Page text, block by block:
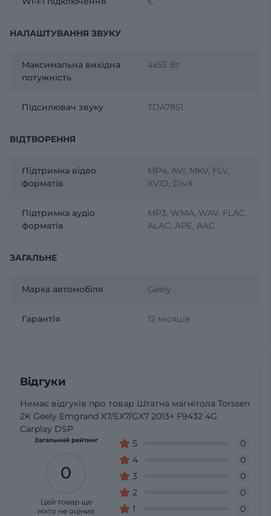
НАЛАШТУВАННЯ ЗВУКУ
Максимальна вихідна
потужність
4х55 Вт
Підсилювач звуку TDA7851
ВІДТВОРЕННЯ
Підтримка відео
форматів
MP4, AVI, MKV, FLV,
XVID, DivX
Підтримка аудіо
форматів
MP3, WMA, WAV, FLAC,
ALAC, APE, AAC
ЗАГАЛЬНЕ
Марка автомобіля Geely
Гарантія 12 місяців
Відгуки
Немає відгуків про товар Штатна магнітола Torssen
2K Geely Emgrand X7/EX7/GX7 2013+ F9432 4G
Carplay DSP
Загальний рейтинг
0
Цей товар ще
ніхто не оцінив
5
0
4
0
3
0
2
0
1
0